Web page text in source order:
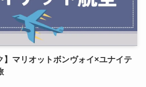
】マリオットボンヴォイ×ユナイテ